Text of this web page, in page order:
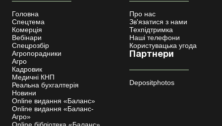
Головна
Спецтема
Комерція
Вебінари
Спецрозбір
Агропорадники
Агро
Кадровик
Медичні КНП
Реальна бухгалтерія
Новини
Online видання «Баланс»
Online видання «Баланс-
Агро»
Online бібліотека «Баланс»
Про нас
Зв'язатися з нами
Техпідтримка
Наші телефони
Користувацька угода
Партнери
Depositphotos